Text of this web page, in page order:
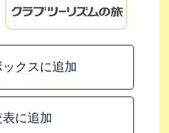
クスに追加
表に追加